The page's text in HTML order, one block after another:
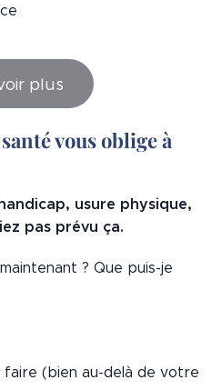
plus
vous oblige à
usure physique,
pas prévu ça.
? Que puis-je
faire (bien au-delà de votre